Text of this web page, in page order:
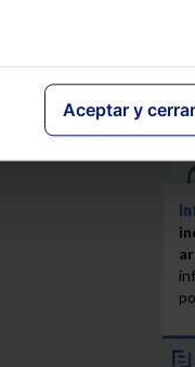
Aceptar y cerrar